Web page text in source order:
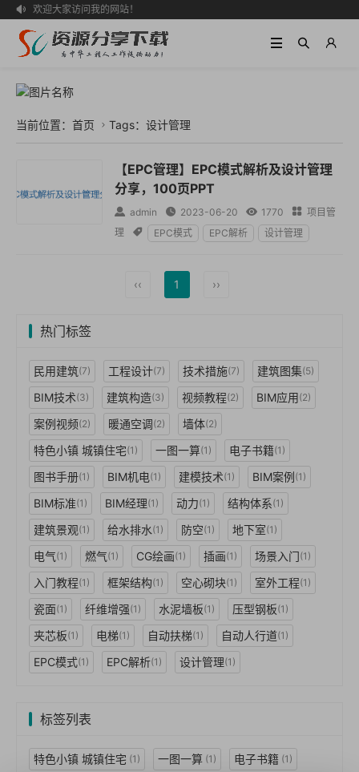
 欢迎大家访问我的网站！
当前位置： 首页  Tags：设计管理
【EPC管理】EPC模式解析及设计管理
分享，100页PPT
 admin  2023-06-20  1770  项目管
理
 EPC模式 EPC解析 设计管理
‹‹ 1 ››
热门标签
民用建筑(7) 工程设计(7) 技术措施(7) 建筑图集(5)
BIM技术(3) 建筑构造(3) 视频教程(2) BIM应用(2)
案例视频(2) 暖通空调(2) 墙体(2)
特色小镇 城镇住宅(1) 一图一算(1) 电子书籍(1)
图书手册(1) BIM机电(1) 建模技术(1) BIM案例(1)
BIM标准(1) BIM经理(1) 动力(1) 结构体系(1)
建筑景观(1) 给水排水(1) 防空(1) 地下室(1)
电气(1) 燃气(1) CG绘画(1) 插画(1) 场景入门(1)
入门教程(1) 框架结构(1) 空心砌块(1) 室外工程(1)
瓷面(1) 纤维增强(1) 水泥墙板(1) 压型钢板(1)
夹芯板(1) 电梯(1) 自动扶梯(1) 自动人行道(1)
EPC模式(1) EPC解析(1) 设计管理(1)
标签列表
特色小镇 城镇住宅 (1) 一图一算 (1) 电子书籍 (1)